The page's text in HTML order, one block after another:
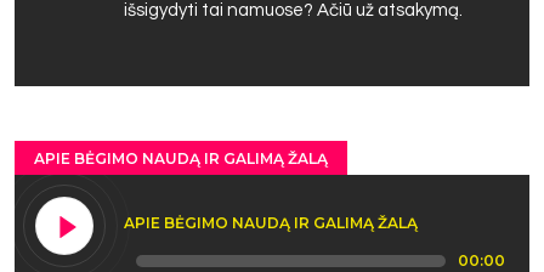
išsigydyti tai namuose? Ačiū už atsakymą.
APIE BĖGIMO NAUDĄ IR GALIMĄ ŽALĄ
APIE BĖGIMO NAUDĄ IR GALIMĄ ŽALĄ
00:00